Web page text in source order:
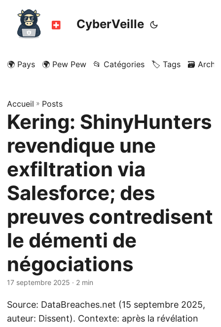
CyberVeille
🌍 Pays 🌍 Pew Pew 📂 Catégories 🏷️ Tags 🗃️
Accueil » Posts
Kering: ShinyHunters
revendique une
exfiltration via
Salesforce; des
preuves contredisent
le démenti de
négociations
17 septembre 2025 · 2 min
Source: DataBreaches.net (15 septembre 2025,
auteur: Dissent). Contexte: après la révélation